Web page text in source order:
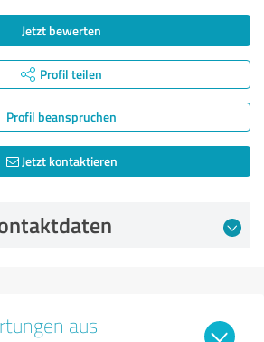
Jetzt bewerten
Profil teilen
Profil beanspruchen
Jetzt kontaktieren
aus